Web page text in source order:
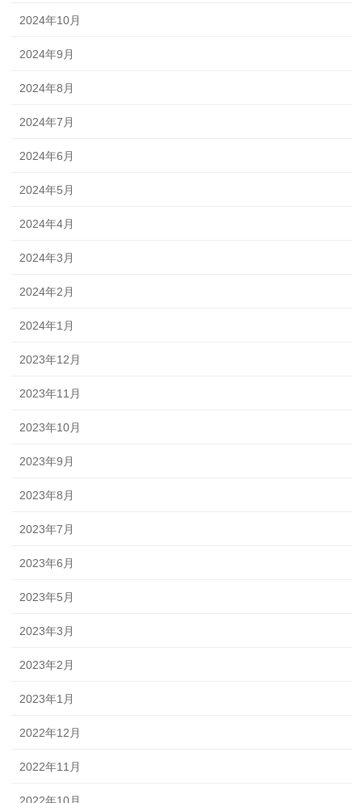
2024年10月
2024年9月
2024年8月
2024年7月
2024年6月
2024年5月
2024年4月
2024年3月
2024年2月
2024年1月
2023年12月
2023年11月
2023年10月
2023年9月
2023年8月
2023年7月
2023年6月
2023年5月
2023年3月
2023年2月
2023年1月
2022年12月
2022年11月